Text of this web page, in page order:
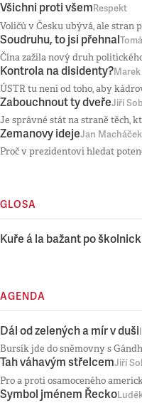
Všichni proti všemRespekt
Voličů v Česku ubývá, ale stran
Soudruhu, to jsi přehnal
Čína zažila nový druh
Kontrola na disidenty?
ÚSTR tu není od toho, aby
Zabouchnout ty dveřeJiří
Je správné stát na straně těch,
Zemanovy idejeJan Macháček
Proč v prezidentovi hledat
GLOSA
Kuře á la bažant po
AGENDA
Dál od zelených a mír v duši
Bursík jde do sněmovny s
Tah váhavým střelcemJiří
Pro a proti osamoceného
Symbol jménem Řecko